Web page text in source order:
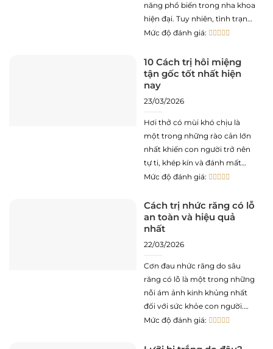
năng phổ biến trong nha khoa
hiện đại. Tuy nhiên, tình trạng
hơi thở có mùi (halitosis) sau
biến chứng lâm sàng khiến
nhiều bệnh nhân lo ngại. Về
nguyên tắc
Mức độ đánh giá:
10 Cách trị hôi miệng
tận gốc tốt nhất hiện
nay
23/03/2026
Hơi thở có mùi khó chịu là
một trong những rào cản lớn
nhất khiến con người trở nên
tự ti, khép kín và đánh mất
nhiều cơ hội quý giá trong cả
sở hữu một ngoại hình chỉn
chu hay năng lực
Mức độ đánh giá:
Cách trị nhức răng có lỗ
an toàn và hiệu quả
nhất
22/03/2026
Cơn đau nhức răng do sâu
răng có lỗ là một trong những
nỗi ám ảnh kinh khủng nhất
đối với sức khỏe con người.
Những cơn nhức buốt thấu
lọt vào lỗ sâu hoặc khi đêm về,
Mức độ đánh giá: